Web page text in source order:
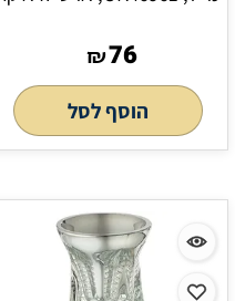
₪76
הוסף לסל